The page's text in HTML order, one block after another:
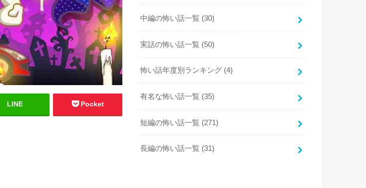
LINE Pocket
中編の怖い話一覧 (30)
実話の怖い話一覧 (50)
怖い話年度別ランキング (4)
有名な怖い話一覧 (35)
短編の怖い話一覧 (271)
長編の怖い話一覧 (31)